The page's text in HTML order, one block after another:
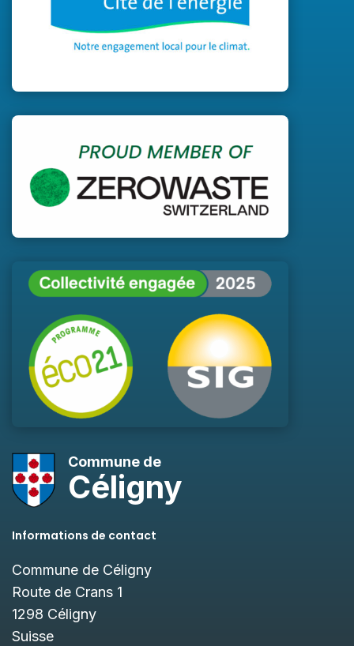
Commune de
Céligny
Informations de contact
Commune de Céligny
Route de Crans 1
1298 Céligny
Suisse